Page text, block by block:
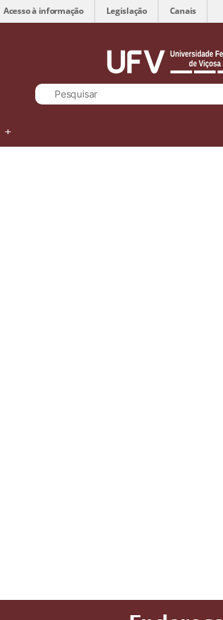
Acesso à informação Legislação Canais